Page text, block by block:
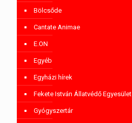
Bölcsőde
Cantate Animae
E.ON
Egyéb
Egyházi hírek
Fekete István Állatvédő Egyesület
Gyógyszertár